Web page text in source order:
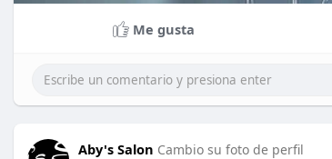
Me gusta
Aby's Salon Cambio su foto de perfil